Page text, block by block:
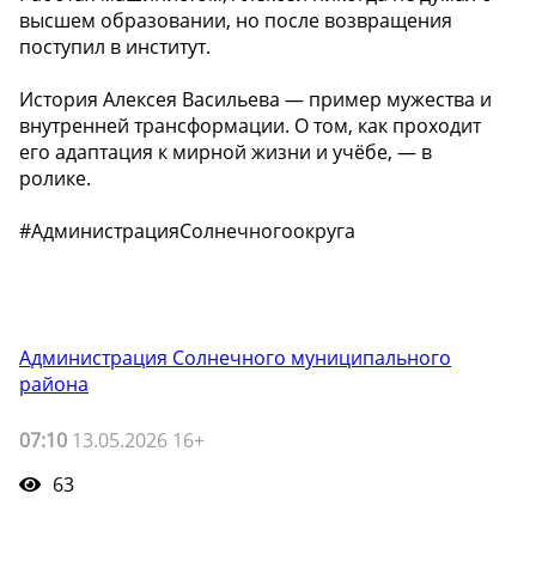
высшем образовании, но после возвращения
поступил в институт.
История Алексея Васильева — пример мужества и
внутренней трансформации. О том, как проходит
его адаптация к мирной жизни и учёбе, — в
ролике.
#АдминистрацияСолнечногоокруга
Администрация Солнечного муниципального
района
07:10 13.05.2026 16+
63